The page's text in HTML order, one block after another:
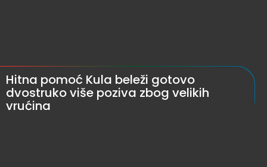
Hitna pomoć Kula beleži gotovo
dvostruko više poziva zbog velikih
vrućina